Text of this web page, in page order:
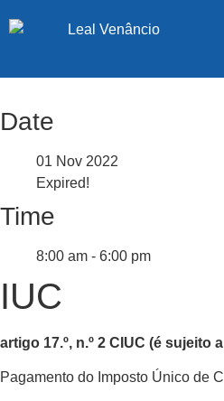
Date
01 Nov 2022
Expired!
Time
8:00 am - 6:00 pm
IUC
artigo 17.º, n.º 2 CIUC (é sujeito
Pagamento do Imposto Único de